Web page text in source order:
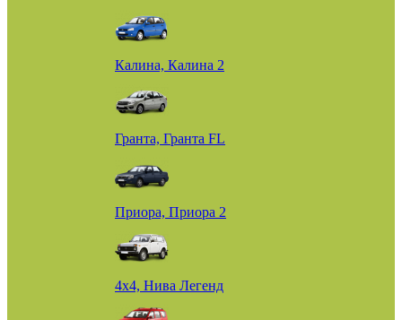
Калина, Калина 2
Гранта, Гранта FL
Приора, Приора 2
4х4, Нива Легенд